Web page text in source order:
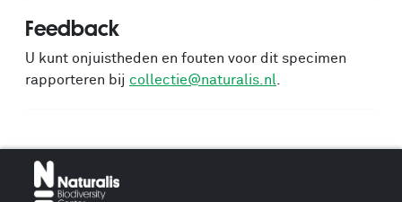
Feedback
U kunt onjuistheden en fouten voor dit specimen
rapporteren bij collectie@naturalis.nl